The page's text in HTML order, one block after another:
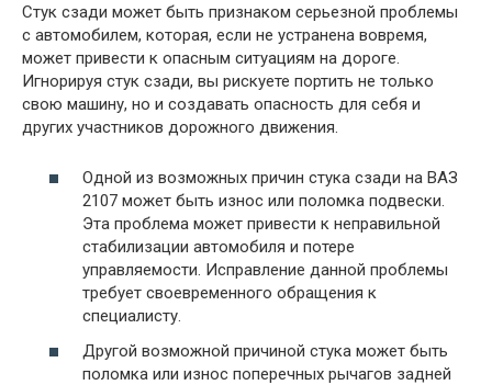
Стук сзади может быть признаком серьезной проблемы
с автомобилем, которая, если не устранена вовремя,
может привести к опасным ситуациям на дороге.
Игнорируя стук сзади, вы рискуете портить не только
свою машину, но и создавать опасность для себя и
других участников дорожного движения.
Одной из возможных причин стука сзади на ВАЗ
2107 может быть износ или поломка подвески.
Эта проблема может привести к неправильной
стабилизации автомобиля и потере
управляемости. Исправление данной проблемы
требует своевременного обращения к
специалисту.
Другой возможной причиной стука может быть
поломка или износ поперечных рычагов задней